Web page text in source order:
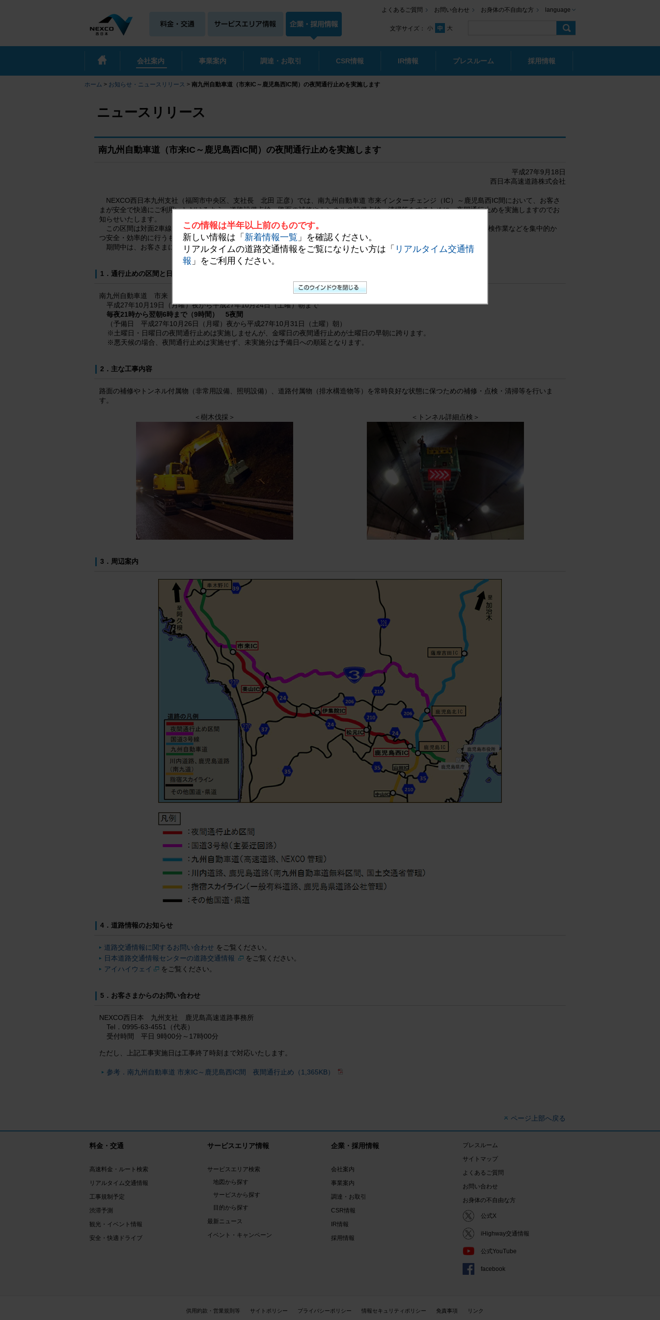
よくあるご質問 お問い合わせ お身体の不自由な方 language
文字サイズ：
会社案内 事業案内 調達・お取引 CSR情報 IR情報 プレスルーム 採用情報
ホーム > お知らせ・ニュースリリース > 南九州自動車道（市来IC～鹿児島西IC間）の夜間通行止めを実施します
ニュースリリース
南九州自動車道（市来IC～鹿児島西IC間）の夜間通行止めを実施します
この情報は半年以上前のものです。
新しい情報は「 新着情報一覧 」を確認ください。
リアルタイムの道路交通情報をご覧になりたい方は「 リアルタイム交通情
報 」をご利用ください。
平成27年9月18日
西日本高速道路株式会社
NEXCO西日本九州支社（福岡市中央区、支社長 北田 正彦）では、南九州自動車道 市来インターチェンジ（IC）～鹿児島西IC間において、お客さ
まが安全で快適にご利用いただけるよう、道路設備点検・路面の補修やトンネルの設備点検・清掃等をするために、夜間通行止めを実施しますのでお
知らせいたします。
この区間は対面2車線区間であり、高速道路をご利用いただくお客さまへの影響を極力少なくするため、夜間通行止めにて点検作業などを集中的か
つ安全・効率的に行うものです。
期間中は、お客さまにはご不便、ご迷惑をおかけしますが、ご理解、ご協力をお願いいたします。
1．通行止めの区間と日時
南九州自動車道 市来（いちき）IC～鹿児島西（かごしまにし）IC
平成27年10月19日（月曜）夜から平成27年10月24日（土曜）朝まで
毎夜21時から翌朝6時まで（9時間） 5夜間
（予備日 平成27年10月26日（月曜）夜から平成27年10月31日（土曜）朝）
※土曜日・日曜日の夜間通行止めは実施しませんが、金曜日の夜間通行止めが土曜日の早朝に跨ります。
※悪天候の場合、夜間通行止めは実施せず、未実施分は予備日への順延となります。
2．主な工事内容
路面の補修やトンネル付属物（非常用設備、照明設備）、道路付属物（排水構造物等）を常時良好な状態に保つための補修・点検・清掃等を行いま
す。
＜樹木伐採＞ ＜トンネル詳細点検＞
3．周辺案内
4．道路情報のお知らせ
道路交通情報に関するお問い合わせ をご覧ください。
日本道路交通情報センターの道路交通情報
をご覧ください。
アイハイウェイ
をご覧ください。
5．お客さまからのお問い合わせ
NEXCO西日本 九州支社 鹿児島高速道路事務所
Tel．0995-63-4551（代表）
受付時間 平日 9時00分～17時00分
ただし、上記工事実施日は工事終了時刻まで対応いたします。
参考．南九州自動車道 市来IC～鹿児島西IC間 夜間通行止め（1,365KB）
ページ上部へ戻る
料金・交通
高速料金・ルート検索
リアルタイム交通情報
工事規制予定
渋滞予測
観光・イベント情報
安全・快適ドライブ
サービスエリア情報
サービスエリア検索
地図から探す
サービスから探す
目的から探す
最新ニュース
イベント・キャンペーン
企業・採用情報
会社案内
事業案内
調達・お取引
CSR情報
IR情報
採用情報
プレスルーム
サイトマップ
よくあるご質問
お問い合わせ
お身体の不自由な方
公式X
iHighway交通情報
公式YouTube
facebook
供用約款・営業規則等 サイトポリシー プライバシーポリシー 情報セキュリティポリシー 免責事項 リンク